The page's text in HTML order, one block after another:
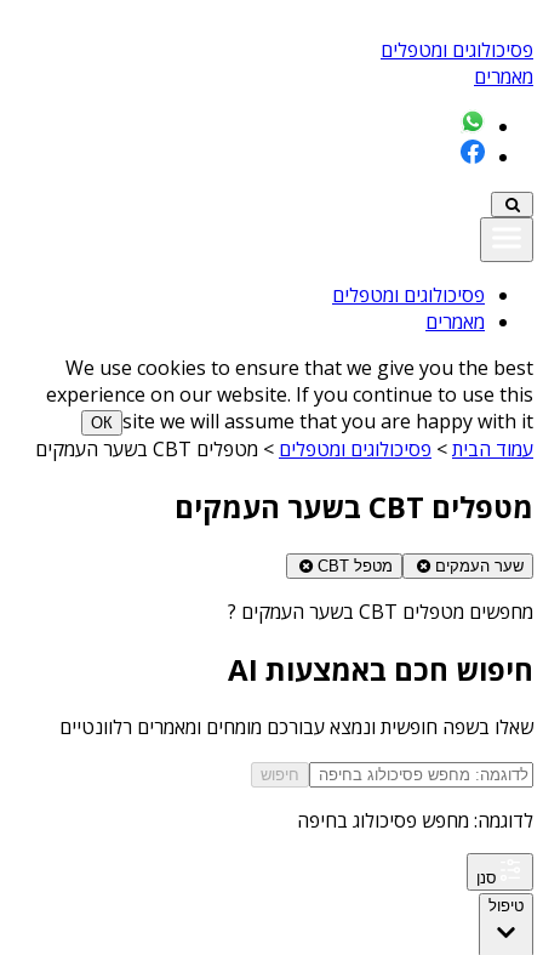
פסיכולוגים ומטפלים
מאמרים
פסיכולוגים ומטפלים
מאמרים
We use cookies to ensure that we give you the best
experience on our website. If you continue to use this
site we will assume that you are happy with it
ОК
עמוד הבית> פסיכולוגים ומטפלים > מטפלים CBT בשער העמקים
מטפלים CBT בשער העמקים
שער העמקים מטפל CBT
מחפשים מטפלים CBT בשער העמקים ?
חיפוש חכם באמצעות AI
שאלו בשפה חופשית ונמצא עבורכם מומחים ומאמרים רלוונטיים
חיפוש
לדוגמה: מחפש פסיכולוג בחיפה
סנן
טיפול